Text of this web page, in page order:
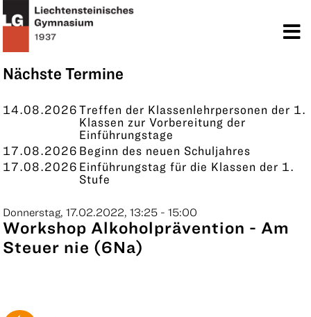
Nächste Termine
14.08.2026Treffen der Klassenlehrpersonen der 1.
Klassen zur Vorbereitung der
Einführungstage
17.08.2026 Beginn des neuen Schuljahres
17.08.2026 Einführungstag für die Klassen der 1.
Stufe
KONTAKT
Donnerstag, 17.02.2022, 13:25 - 15:00
Workshop Alkoholprävention - Am
Steuer nie (6Na)